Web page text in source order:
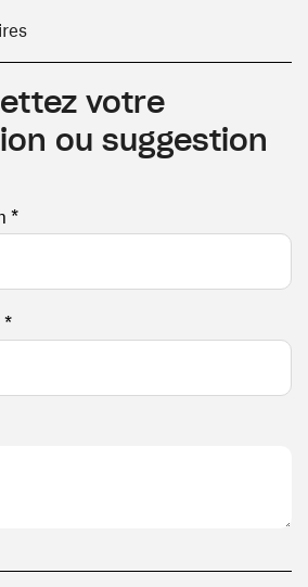
votre
ou suggestion
Votre prénom / nom *
Votre adresse email *